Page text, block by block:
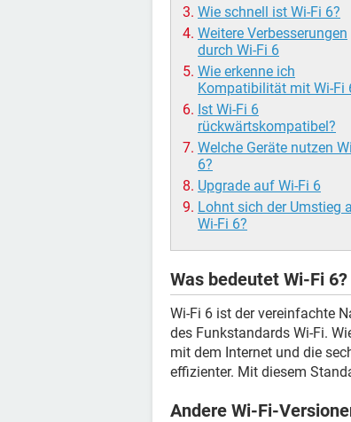
Wie schnell ist Wi-Fi 6?
Weitere Verbesserungen
durch Wi-Fi 6
Wie erkenne ich
Kompatibilität mit Wi-Fi
Ist Wi-Fi 6
rückwärtskompatibel?
Welche Geräte nutzen
6?
Upgrade auf Wi-Fi 6
Lohnt sich der Umstieg
Wi-Fi 6?
Was bedeutet Wi-Fi 6?
Wi-Fi 6 ist der vereinfachte
des Funkstandards Wi-Fi.
mit dem Internet und die
effizienter. Mit diesem
Andere Wi-Fi-